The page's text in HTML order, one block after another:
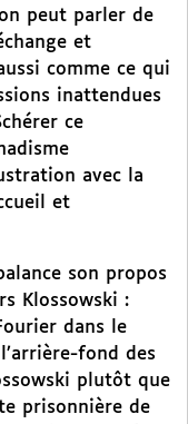
peut parler de
et
comme ce qui
inattendues
ce
avec la
et
son propos
Klossowski :
dans le
fond des
plutôt que
prisonnière de